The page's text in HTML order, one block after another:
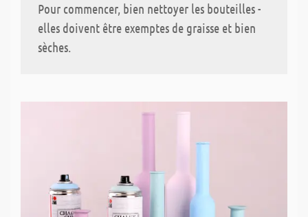
Pour commencer, bien nettoyer les bouteilles -
elles doivent être exemptes de graisse et bien
sèches.